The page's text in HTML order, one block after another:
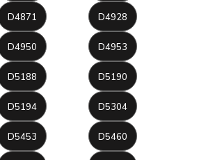
D4871 D4928
D4950 D4953
D5188 D5190
D5194 D5304
D5453 D5460